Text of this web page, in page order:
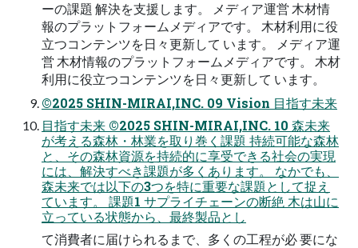
ーの課題 解決を支援します。 メディア運営 木材情
報のプラットフォームメディアです。 木材利用に役
立つコンテンツを日々更新して います。 メディア運
営 木材情報のプラットフォームメディアです。 木材
利用に役立つコンテンツを日々更新して います。
©2025 SHIN-MIRAI,INC. 09 Vision 目指す未来
目指す未来 ©2025 SHIN-MIRAI,INC. 10 森未来
が考える森林・林業を取り巻く課題 持続可能な森林
と、その森林資源を持続的に享受できる社会の実現
には、解決すべき課題が多くあります。 なかでも、
森未来では以下の3つを特に重要な課題として捉え
ています。 課題1 サプライチェーンの断絶 木は山に
立っている状態から、最終製品とし
て消費者に届けられるまで、多くの工程が必 要にな